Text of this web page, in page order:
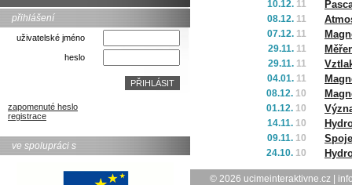
přihlášení
uživatelské jméno
heslo
zapomenuté heslo
registrace
ve spolupráci s
10.12. 11
08.12. 11
07.12. 11
29.11. 11
29.11. 11
04.01. 11
08.12. 10
01.12. 10
14.11. 10
09.11. 10
24.10. 10
© 2026 ucimeinteraktivne.cz